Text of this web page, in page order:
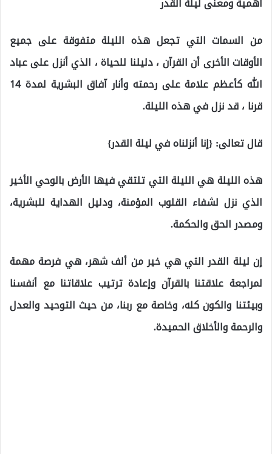
من السمات التي تجعل هذه الليلة متفوقة على جميع
الأوقات الأخرى أن القرآن ، دليلنا للحياة ، الذي أنزل على عباد
الله كأعظم علامة على رحمته وأنار آفاق البشرية لمدة 14
قرنا ، قد نزل في هذه الليلة.
قال تعالى: {إنا أنزلناه في ليلة القدر}
هذه الليلة هي الليلة التي تلتقي فيها الأرض بالوحي الأخير
الذي نزل لشفاء القلوب المؤمنة، ودليل الهداية للبشرية،
ومصدر الحق والحكمة.
إن ليلة القدر التي هي خير من ألف شهر، هي فرصة مهمة
لمراجعة علاقتنا بالقرآن وإعادة ترتيب علاقاتنا مع أنفسنا
وبيئتنا والكون كله، وخاصة مع ربنا، من حيث التوحيد والعدل
والرحمة والأخلاق الحميدة.